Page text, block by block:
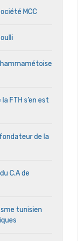
MCC
hammamétoise
FTH s’en est
de la
C.A de
tunisien